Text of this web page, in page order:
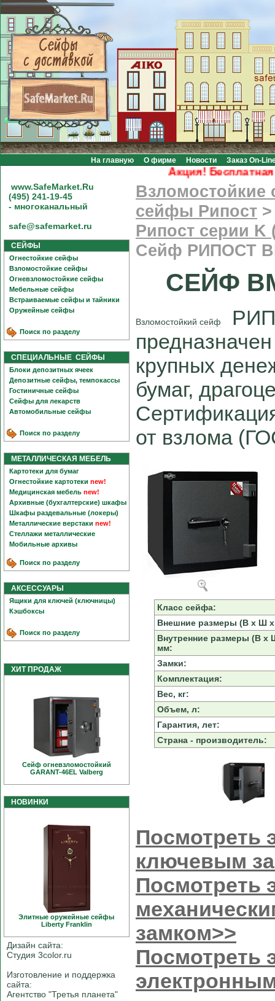
На главную О фирме Новости Заказ On-
Акция! Бесплатная
www.SafeMarket.Ru
(495) 241-19-45
- многоканальный
safe@safemarket.ru
СЕЙФЫ
Огнестойкие сейфы
Взломостойкие сейфы
Огневзломостойкие сейфы
Мебельные сейфы
Встраиваемые сейфы и тайники
Оружейные сейфы
Поиск по разделу
СПЕЦИАЛЬНЫЕ СЕЙФЫ
Блоки депозитных ячеек
Депозитные сейфы, темпокассы
Гостиничные сейфы
Сейфы для лекарств
Автомобильные сейфы
Поиск по разделу
МЕТАЛЛИЧЕСКАЯ МЕБЕЛЬ
Картотеки для бумаг
Огнестойкие картотеки new!
Медицинская мебель new!
Архивные (бухгалтерские) шкафы
Шкафы раздевальные (локеры)
Металлические верстаки new!
Стеллажи металлические
Мобильные архивы
Поиск по разделу
АКСЕССУАРЫ
Ящики для ключей (ключницы)
Кэшбоксы
Поиск по разделу
ХИТ ПРОДАЖ
Сейф огневзломостойкий
GARANT-46EL Valberg
НОВИНКИ
Элитные оружейные сейфы
Liberty Franklin
Дизайн сайта:
Студия 3color.ru
Изготовление и поддержка
сайта:
Агентство "Третья планета"
сейфы Рипост
Рипост серии K
Сейф РИПОСТ
СЕЙФ
Взломостойкий сейф
крупных
бумаг,
от взлома
Класс сейфа:
Внешние размеры (В х Ш
Внутренние размеры (В х
мм:
Замки:
Комплектация:
Вес, кг:
Объем, л:
Гарантия, лет:
Страна - производитель:
Посмотреть
ключевым
Посмотреть
замком>>
Посмотреть